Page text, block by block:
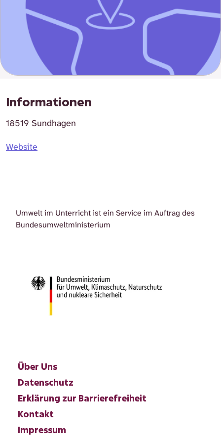
Informationen
18519 Sundhagen
Website
Umwelt im Unterricht ist ein Service im Auftrag des
Bundesumweltministerium
Über Uns
Datenschutz
Erklärung zur Barrierefreiheit
Kontakt
Impressum